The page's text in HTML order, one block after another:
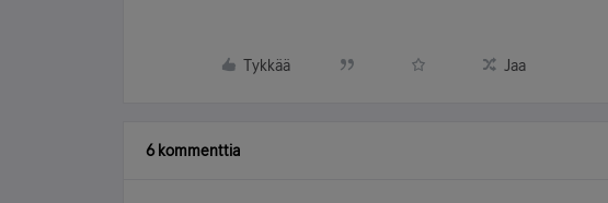
Tykkää Jaa
6 kommenttia